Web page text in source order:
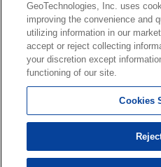
法人向け地図・位置情報サービス
図API Windows PC向け地図開
サービス
MAP WORLD+ トリ
カーナビ地図更新サービス
MapFan スマートメンバーズ
KENWOOD MapFan Club
GeoTechnologies, Inc. uses
improving the convenience and
utilizing information in our
accept or reject collecting
your discretion except
functioning of our site.
Cookies